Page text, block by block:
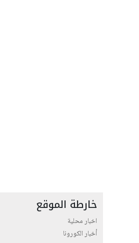
خارطة الموقع
اخبار محلية
أخبار الكورونا